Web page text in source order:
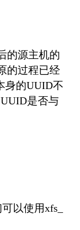
的源主机的
的过程已经
身的UUID不
是否与
以使用xfs_